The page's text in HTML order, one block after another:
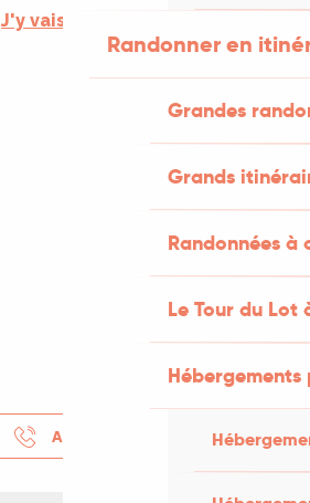
Randonner en
Grandes
Grands
Randonnées
Le Tour du Lot
J'y vais en train !
APPELER